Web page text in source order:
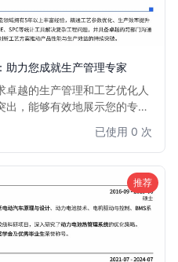
助力您成就生产管理专家
越的生产管理和工艺优化人
，能够有效地展示您的专业
产工程师、质量工程师等职
士还是寻求突破的职业中期人
脱颖而出，获得心仪的面试机
已使用 0 次
推荐